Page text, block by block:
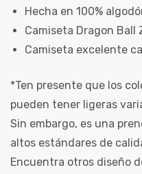
Hecha en 100%
Camiseta Dragon Ball
Camiseta excelente
*Ten presente que los
pueden tener ligeras
Sin embargo, es una
altos estándares de
Encuentra otros diseño